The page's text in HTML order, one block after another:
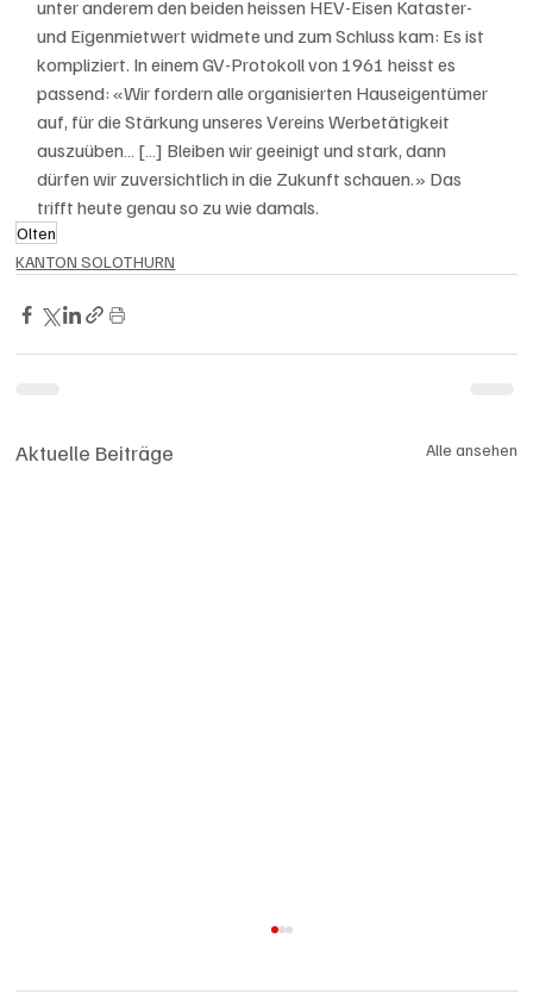
unter anderem den beiden heissen HEV-Eisen Kataster-
und Eigenmietwert widmete und zum Schluss kam: Es ist
kompliziert. In einem GV-Protokoll von 1961 heisst es
passend: «Wir fordern alle organisierten Hauseigentümer
auf, für die Stärkung unseres Vereins Werbetätigkeit
auszuüben… […] Bleiben wir geeinigt und stark, dann
dürfen wir zuversichtlich in die Zukunft schauen.» Das
trifft heute genau so zu wie damals.
Olten
KANTON SOLOTHURN
Aktuelle Beiträge Alle ansehen